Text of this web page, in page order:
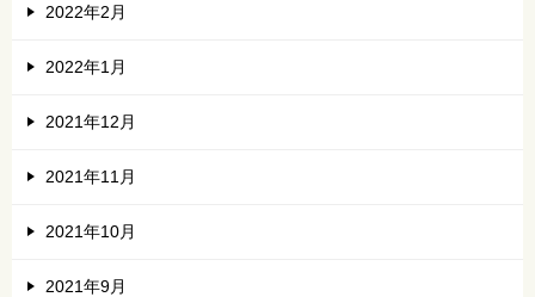
2022年2月
2022年1月
2021年12月
2021年11月
2021年10月
2021年9月